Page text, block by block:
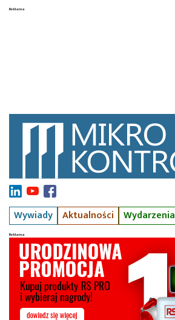
Wywiady Aktualności Wydarzenia